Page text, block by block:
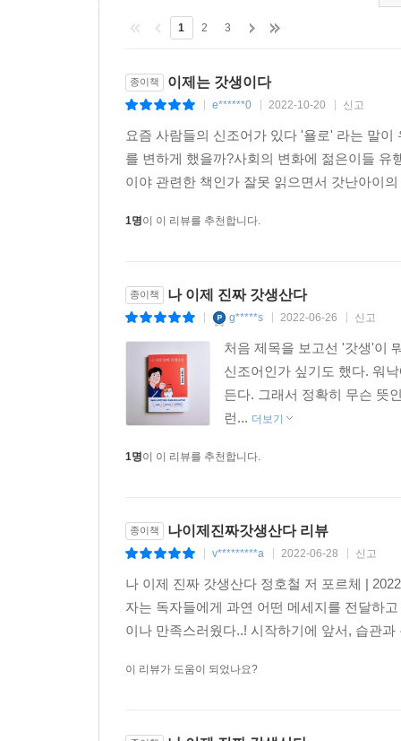
--- 「할 수 있을까 VS 할 수 있다: 말에는 힘이 있다」 중
1 2 3
종이책 이제는 갓생이다
e******0 2022-10-20 신고
요즘 사람들의 신조어가 있다 '욜로' 라는 말
를 변하게 했을까?사회의 변화에 젊은이들
이야 관련한 책인가 잘못 읽으면서 갓난아이
1명이 이 리뷰를 추천합니다.
종이책 나 이제 진짜 갓생산다
g*****s 2022-06-26 신고
처음 제목을 보고선 '갓생'이
신조어인가 싶기도 했다. 워
든다. 그래서 정확히 무슨 뜻
런... 더보기
1명이 이 리뷰를 추천합니다.
종이책 나이제진짜갓생산다 리뷰
v*********a 2022-06-28 신고
나 이제 진짜 갓생산다 정호철 저 포르체 |
자는 독자들에게 과연 어떤 메세지를 전달하
이나 만족스러웠다..! 시작하기에 앞서, 습관
이 리뷰가 도움이 되었나요?